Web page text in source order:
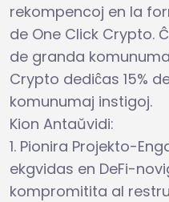
rekompencoj en la
de One Click Crypto.
de granda
Crypto dediĉas 15%
komunumaj instigoj.
Kion Antaŭvidi:
1. Pionira Projekto-
ekgvidas en DeFi-
kompromitita al